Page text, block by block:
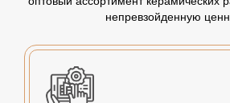
непревзойденную